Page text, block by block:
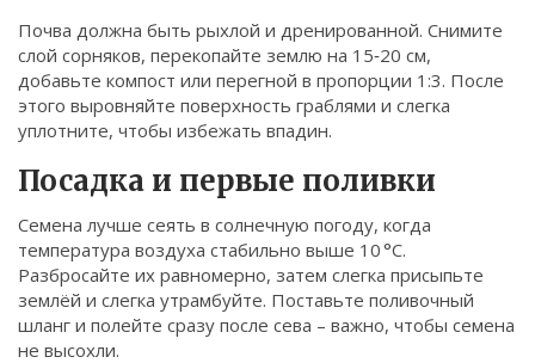
Почва должна быть рыхлой и дренированной. Снимите
слой сорняков, перекопайте землю на 15‑20 см,
добавьте компост или перегной в пропорции 1:3. После
этого выровняйте поверхность граблями и слегка
уплотните, чтобы избежать впадин.
Посадка и первые поливки
Семена лучше сеять в солнечную погоду, когда
температура воздуха стабильно выше 10 °C.
Разбросайте их равномерно, затем слегка присыпьте
землёй и слегка утрамбуйте. Поставьте поливочный
шланг и полейте сразу после сева – важно, чтобы семена
не высохли.